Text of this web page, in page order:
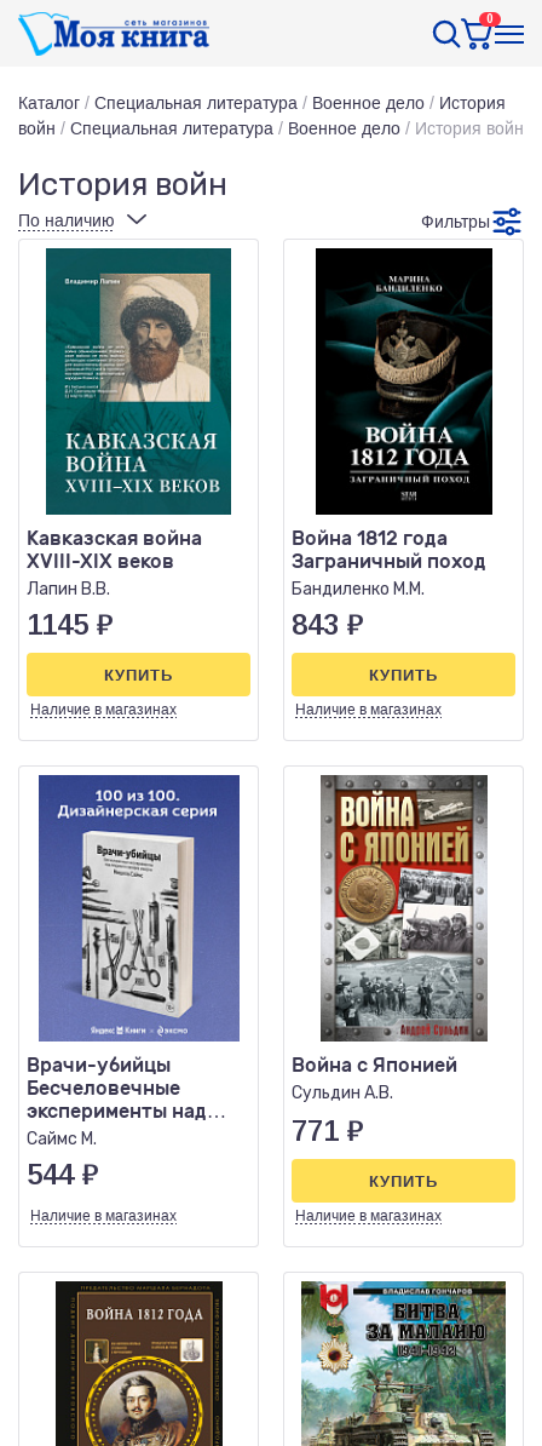
0
Каталог / Специальная литература / Военное дело / История
войн / Специальная литература / Военное дело / История войн
История войн
По наличию Фильтры
Кавказская война
XVIII-XIX веков
Лапин В.В.
1145 ₽
Наличие в магазинах
КУПИТЬ
Война 1812 года
Заграничный поход
Бандиленко М.М.
843 ₽
Наличие в магазинах
КУПИТЬ
Врачи-убийцы
Бесчеловечные
эксперименты над
людьми в лагерях
Саймс М.
544 ₽
Наличие в магазинах
Война с Японией
Сульдин А.В.
771 ₽
Наличие в магазинах
КУПИТЬ